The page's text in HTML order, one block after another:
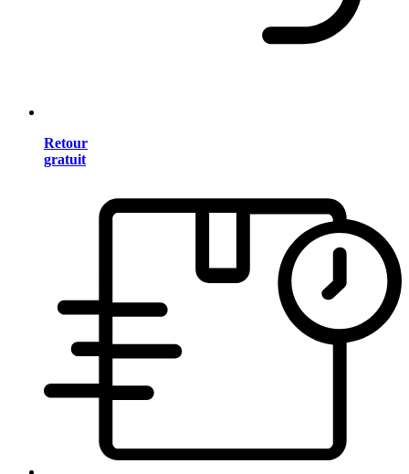
Retour
gratuit